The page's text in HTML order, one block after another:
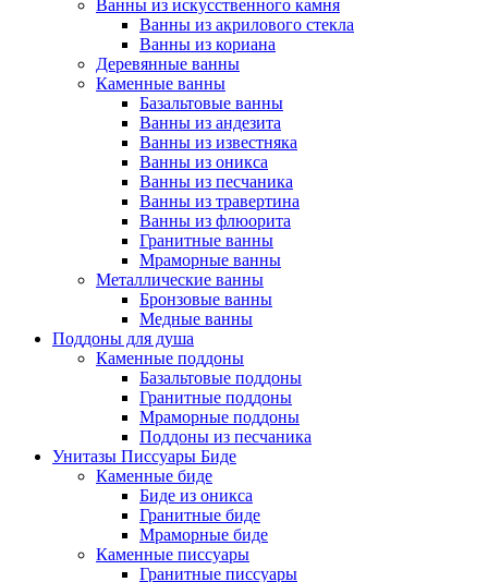
Ванны из искусственного камня
Ванны из акрилового стекла
Ванны из кориана
Деревянные ванны
Каменные ванны
Базальтовые ванны
Ванны из андезита
Ванны из известняка
Ванны из оникса
Ванны из песчаника
Ванны из травертина
Ванны из флюорита
Гранитные ванны
Мраморные ванны
Металлические ванны
Бронзовые ванны
Медные ванны
Поддоны для душа
Каменные поддоны
Базальтовые поддоны
Гранитные поддоны
Мраморные поддоны
Поддоны из песчаника
Унитазы Писсуары Биде
Каменные биде
Биде из оникса
Гранитные биде
Мраморные биде
Каменные писсуары
Гранитные писсуары